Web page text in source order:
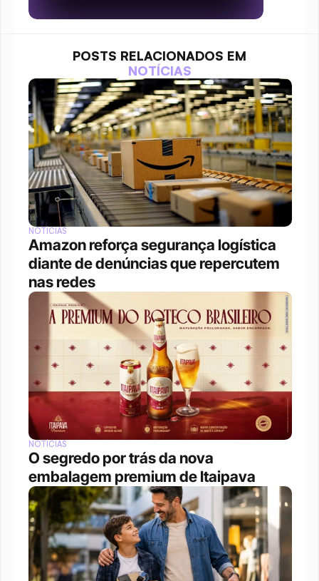
POSTS RELACIONADOS EM
NOTÍCIAS
NOTÍCIAS
Amazon reforça segurança logística
diante de denúncias que repercutem
nas redes
NOTÍCIAS
O segredo por trás da nova
embalagem premium de Itaipava